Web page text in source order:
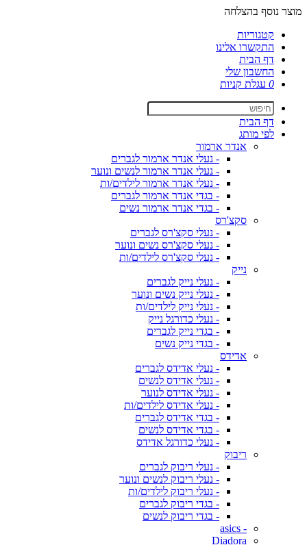
מוצר נוסף בהצלחה
קטגוריות
התקשרו אלינו
דף הבית
החשבון שלי
0 עגלת קניות
דף הבית
לפי מותג
אנדר ארמור
- נעלי אנדר ארמור לגברים
- נעלי אנדר ארמור לנשים ונוער
- נעלי אנדר ארמור לילדים/ות
- בגדי אנדר ארמור לגברים
- בגדי אנדר ארמור נשים
סקצ'רס
- נעלי סקצ'רס לגברים
- נעלי סקצ'רס נשים ונוער
- נעלי סקצ'רס לילדים/ות
נייק
- נעלי נייק לגברים
- נעלי נייק נשים ונוער
- נעלי נייק לילדים/ות
- נעלי כדורגל נייק
- בגדי נייק לגברים
- בגדי נייק נשים
אדידס
- נעלי אדידס לגברים
- נעלי אדידס לנשים
- נעלי אדידס לנוער
- נעלי אדידס לילדים/ות
- בגדי אדידס לגברים
- בגדי אדידס לנשים
- נעלי כדורגל אדידס
ריבוק
- נעלי ריבוק לגברים
- נעלי ריבוק לנשים ונוער
- נעלי ריבוק לילדים/ות
- בגדי ריבוק לגברים
- בגדי ריבוק לנשים
- asics
Diadora